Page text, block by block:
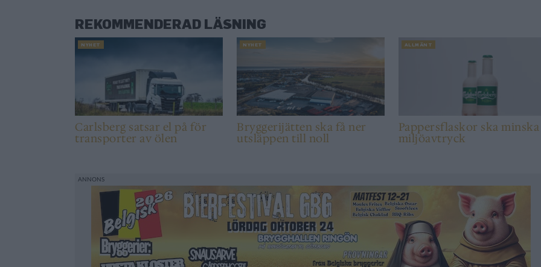
REKOMMENDERAD LÄSNING
NYHET
Carlsberg satsar el på för
transporter av ölen
NYHET
Bryggerijätten ska få ner
utsläppen till noll
ALLMÄNT
Pappersflaskor ska minska
miljöavtryck